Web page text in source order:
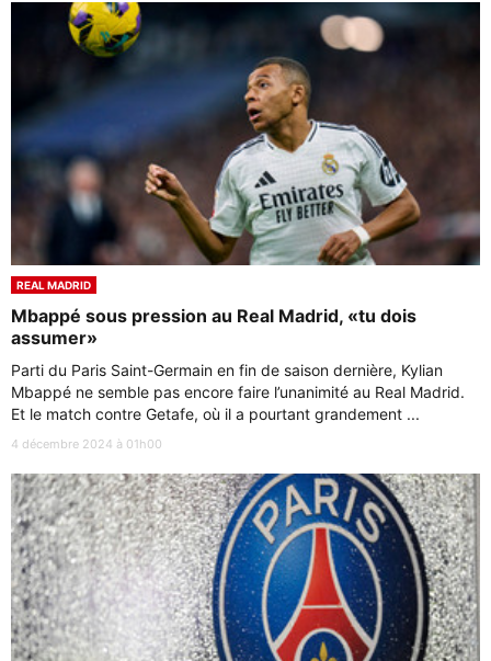
REAL MADRID
Mbappé sous pression au Real Madrid, «tu dois
assumer»
Parti du Paris Saint-Germain en fin de saison dernière, Kylian
Mbappé ne semble pas encore faire l’unanimité au Real Madrid.
Et le match contre Getafe, où il a pourtant grandement ...
4 décembre 2024 à 01h00